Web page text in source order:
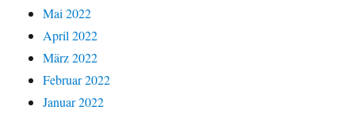
Mai 2022
April 2022
März 2022
Februar 2022
Januar 2022